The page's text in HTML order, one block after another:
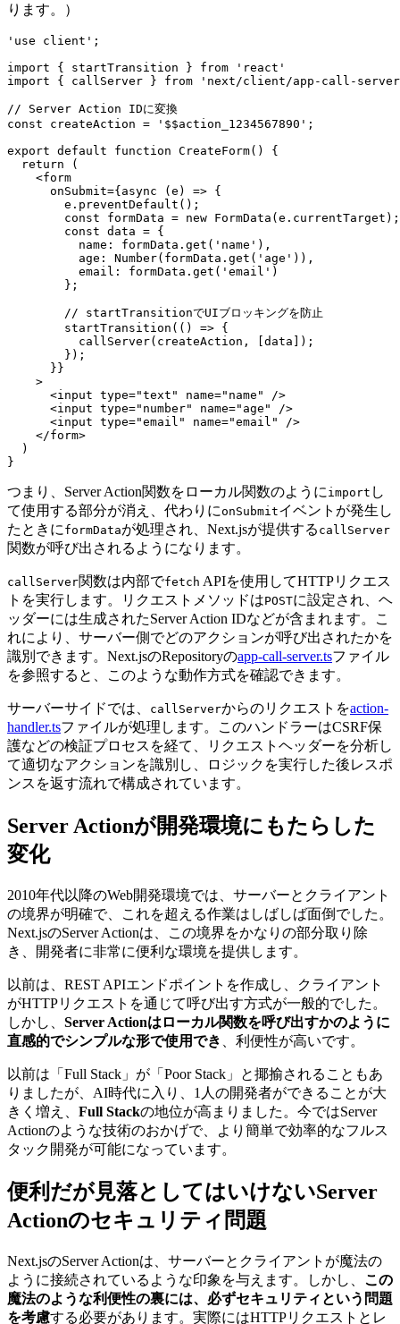
ります。）
'use client';
import { startTransition } from 'react'
import { callServer } from 'next/client/app-call-
// Server Action IDに変換
const createAction = '$$action_1234567890';
export default function CreateForm() {
  return (
    <form
      onSubmit={async (e) => {
        e.preventDefault();
        const formData = new FormData(e.currentTarget);
        const data = {
          name: formData.get('name'),
          age: Number(formData.get('age')),
          email: formData.get('email')
        };
        // startTransitionでUIブロッキングを防止
        startTransition(() => {
          callServer(createAction, [data]);
        });
      }}
    >
      <input type="text" name="name" />
      <input type="number" name="age" />
      <input type="email" name="email" />
    </form>
  )
つまり、Server Action関数をローカル関数のようにimport し
て使用する部分が消え、代わりにonSubmitイベントが発生し
たときにformDataが処理され、Next.jsが提供する callServer
関数が呼び出されるようになります。
callServer関数は内部でfetch APIを使用してHTTPリクエス
トを実行します。リクエストメソッドはPOSTに設定され、ヘ
ッダーには生成されたServer Action IDなどが含まれます。こ
れにより、サーバー側でどのアクションが呼び出されたかを
識別できます。Next.jsのRepositoryのapp-call-server.tsファイル
を参照すると、このような動作方式を確認できます。
サーバーサイドでは、 callServerからのリクエストをaction-
handler.tsファイルが処理します。このハンドラーはCSRF保
護などの検証プロセスを経て、リクエストヘッダーを分析し
て適切なアクションを識別し、ロジックを実行した後レスポ
ンスを返す流れで構成されています。
Server Actionが開発環境にもたらした
変化
2010年代以降のWeb開発環境では、サーバーとクライアント
の境界が明確で、これを超える作業はしばしば面倒でした。
Next.jsのServer Actionは、この境界をかなりの部分取り除
き、開発者に非常に便利な環境を提供します。
以前は、REST APIエンドポイントを作成し、クライアント
がHTTPリクエストを通じて呼び出す方式が一般的でした。
しかし、 Server Actionはローカル関数を呼び出すかのように
直感的でシンプルな形で使用でき
、利便性が高いです。
以前は「Full Stack」が「Poor Stack」と揶揄されることもあ
りましたが、AI時代に入り、1人の開発者ができることが大
きく増え、 Full Stackの地位が高まりました。今ではServer
Actionのような技術のおかげで、より簡単で効率的なフルス
タック開発が可能になっています。
便利だが見落としてはいけないServer
Actionのセキュリティ問題
Next.jsのServer Actionは、サーバーとクライアントが魔法の
ように接続されているような印象を与えます。しかし、 この
魔法のような利便性の裏には、必ずセキュリティという問題
を考慮する必要があります。実際にはHTTPリクエストとレ